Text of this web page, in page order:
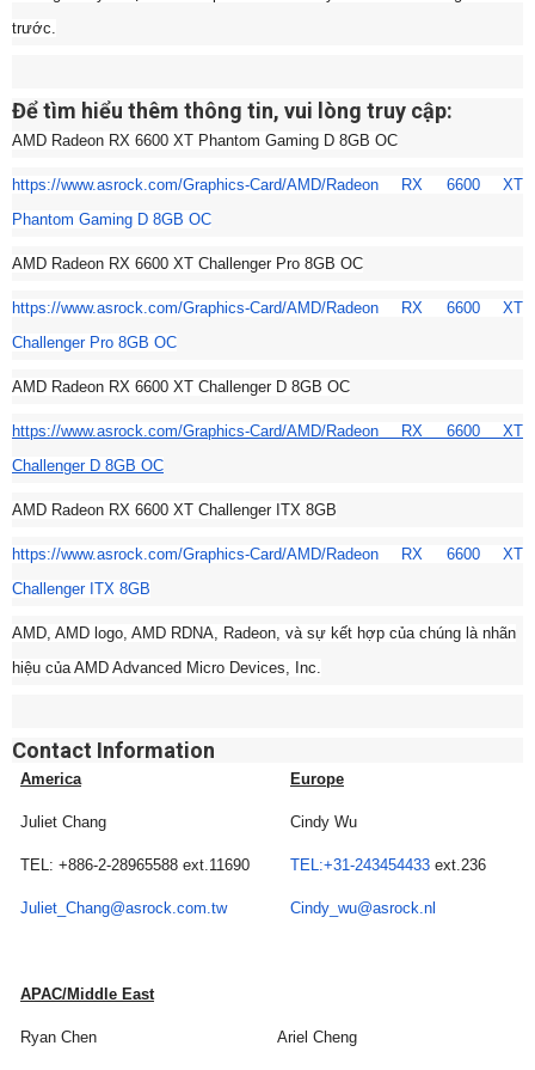
trước.
Để tìm hiểu thêm thông tin, vui lòng truy cập:
AMD Radeon RX 6600 XT Phantom Gaming D 8GB OC
https://www.asrock.com/Graphics-Card/AMD/Radeon RX 6600 XT
Phantom Gaming D 8GB OC
AMD Radeon RX 6600 XT Challenger Pro 8GB OC
https://www.asrock.com/Graphics-Card/AMD/Radeon RX 6600 XT
Challenger Pro 8GB OC
AMD Radeon RX 6600 XT Challenger D 8GB OC
https://www.asrock.com/Graphics-Card/AMD/Radeon RX 6600 XT
Challenger D 8GB OC
AMD Radeon RX 6600 XT Challenger ITX 8GB
https://www.asrock.com/Graphics-Card/AMD/Radeon RX 6600 XT
Challenger ITX 8GB
AMD, AMD logo, AMD RDNA, Radeon, và sự kết hợp của chúng là nhãn
hiệu của AMD Advanced Micro Devices, Inc.
Contact Information
America Europe
Juliet Chang Cindy Wu
TEL: +886-2-28965588 ext.11690 TEL:+31-243454433 ext.236
Juliet_Chang@asrock.com.tw Cindy_wu@asrock.nl
APAC/Middle East
Ryan Chen Ariel Cheng